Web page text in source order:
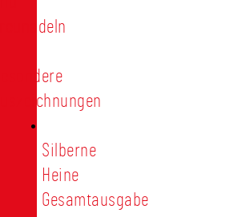
Treunadeln
Besondere
Auszeichnungen
Silberne
Heine
Gesamtausgabe